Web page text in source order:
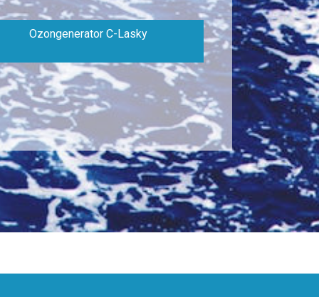
Ozongenerator C-Lasky